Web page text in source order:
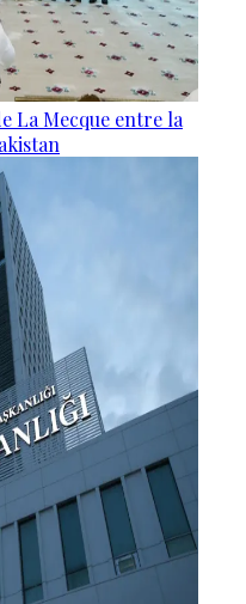
La Mecque entre la